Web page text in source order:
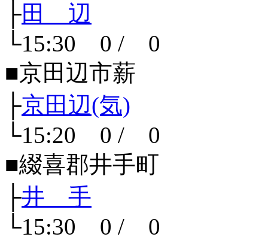
├田 辺
└15:30 0 / 0
■京田辺市薪
├京田辺(気)
└15:20 0 / 0
■綴喜郡井手町
├井 手
└15:30 0 / 0